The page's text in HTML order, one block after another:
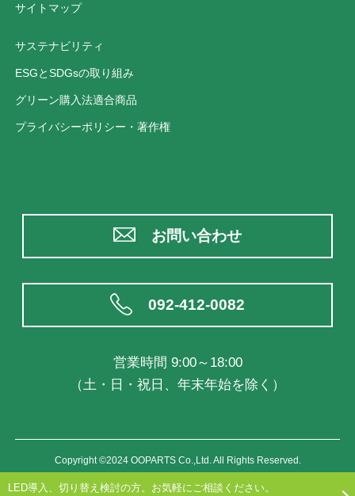
サイトマップ
サステナビリティ
ESGとSDGsの取り組み
グリーン購入法適合商品
プライバシーポリシー・著作権
お問い合わせ
092-412-0082
営業時間 9:00～18:00
（土・日・祝日、年末年始を除く）
Copyright ©2024 OOPARTS Co.,Ltd. All Rights Reserved.
LED導入、切り替え検討の方。お気軽にご相談ください。